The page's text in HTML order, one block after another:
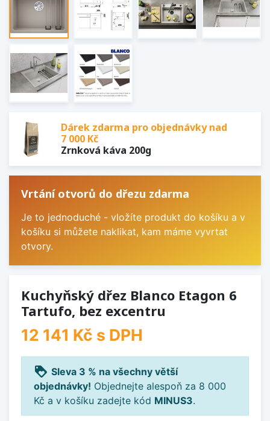
Dárek zdarma pro objednávky nad
7 000 Kč
Zrnková káva 200g
Vrtání otvorů do dřezu zdarma
Je to jednoduché - vložíte produkt do košíku a v
košíku si můžete naklikat, kam máme vyvrtat
otvory.
Kuchyňský dřez Blanco Etagon 6
Tartufo, bez excentru
12 141 Kč s DPH
loyalty Sleva 3 % na všechny větší
objednávky! Objednejte alespoň za 8 000
Kč a v košíku zadejte kód MINUS3.